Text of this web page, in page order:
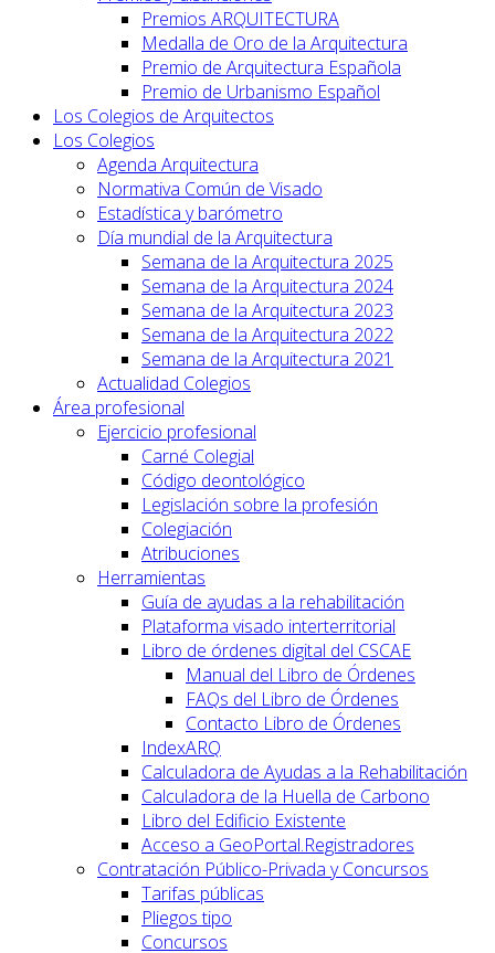
Premios ARQUITECTURA
Medalla de Oro de la Arquitectura
Premio de Arquitectura Española
Premio de Urbanismo Español
Los Colegios de Arquitectos
Los Colegios
Agenda Arquitectura
Normativa Común de Visado
Estadística y barómetro
Día mundial de la Arquitectura
Semana de la Arquitectura 2025
Semana de la Arquitectura 2024
Semana de la Arquitectura 2023
Semana de la Arquitectura 2022
Semana de la Arquitectura 2021
Actualidad Colegios
Área profesional
Ejercicio profesional
Carné Colegial
Código deontológico
Legislación sobre la profesión
Colegiación
Atribuciones
Herramientas
Guía de ayudas a la rehabilitación
Plataforma visado interterritorial
Libro de órdenes digital del CSCAE
Manual del Libro de Órdenes
FAQs del Libro de Órdenes
Contacto Libro de Órdenes
IndexARQ
Calculadora de Ayudas a la Rehabilitación
Calculadora de la Huella de Carbono
Libro del Edificio Existente
Acceso a GeoPortal.Registradores
Contratación Público-Privada y Concursos
Tarifas públicas
Pliegos tipo
Concursos